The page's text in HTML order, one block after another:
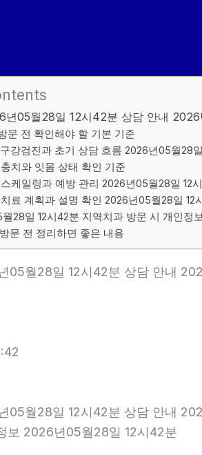
년05월28일 12시42분 상담 안내
문 전 확인해야 할 기본 기준
강검진과 초기 상담 흐름 2026년05월28
치와 잇몸 상태 확인 기준
케일링과 예방 관리 2026년05월28일 12
료 계획과 설명 확인 2026년05월28일 12
28일 12시42분 지역치과 방문 시 개인정
문 전 정리하면 좋은 내용
05월28일 12시42분 상담 안내
05월28일 12시42분 상담 안내
보 2026년05월28일 12시42분